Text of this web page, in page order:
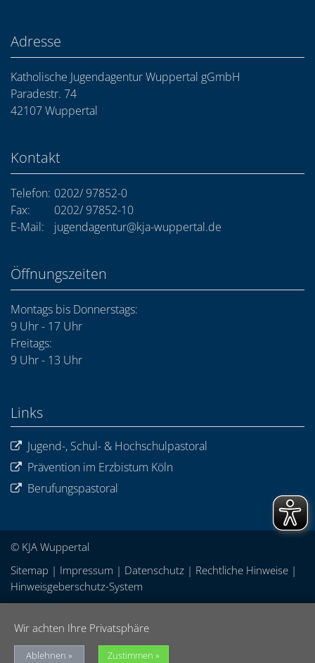
Adresse
Katholische Jugendagentur Wuppertal gGmbH
Paradestr. 74
42107 Wuppertal
Kontakt
Telefon: 0202/ 97852-0
Fax:
0202/ 97852-10
E-Mail:
jugendagentur@kja-wuppertal.de
Öffnungszeiten
Montags bis Donnerstags:
9 Uhr - 17 Uhr
Freitags:
9 Uhr - 13 Uhr
Links
Jugend-, Schul- & Hochschulpastoral
Prävention im Erzbistum Köln
Berufungspastoral
© KJA Wuppertal
Sitemap | Impressum | Datenschutz | Rechtliche Hinweise |
Hinweisgeberschutz-System
Wir achten Ihre Privatsphäre
Ablehnen Zustimmen